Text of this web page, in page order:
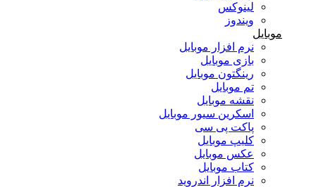
لینوکس
ویندوز
موبایل
نرم افزار موبایل
بازی موبایل
رینگتون موبایل
تم موبایل
نقشه موبایل
اسکرین سیور موبایل
پاکت پی سی
کلیپ موبایل
عکس موبایل
کتاب موبایل
نرم افزار اندروید